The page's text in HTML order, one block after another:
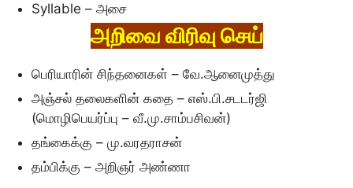
Syllable – அசை
அறிவை விரிவு செய்
பெரியாரின் சிந்தனைகள் – வே.ஆனைமுத்து
அஞ்சல் தலைகளின் கதை – எஸ்.பி.சடடர்ஜி
(மொழிபெயர்ப்பு – வீ.மு.சாம்பசிவன்)
தங்கைக்கு – மு.வரதராசன்
தம்பிக்கு – அறிஞர் அண்ணா